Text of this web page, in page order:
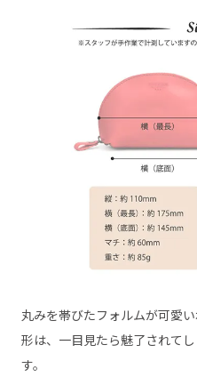
丸みを帯びたフォルムが可愛
形は、一目見たら魅了されて
す。